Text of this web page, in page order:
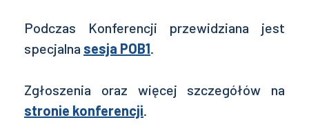
Podczas Konferencji przewidziana jest
specjalna sesja POB1.
Zgłoszenia oraz więcej szczegółów na
stronie konferencji.